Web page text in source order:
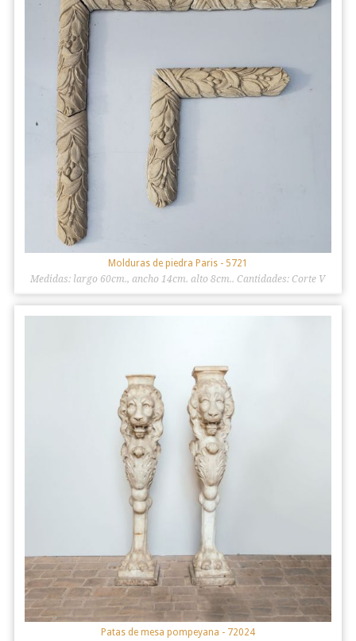
Molduras de piedra Paris - 5721
Medidas: largo 60cm., ancho 14cm. alto 8cm.. Cantidades: Corte V
cant. 57, corte diagonal derecha cant. 10, diagonal izquierda cant.
Patas de mesa pompeyana - 72024